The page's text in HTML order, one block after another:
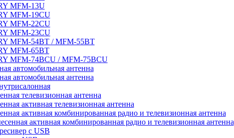
MFM-13U
MFM-19CU
MFM-22CU
MFM-23CU
MFM-54BT / MFM-55BT
MFM-65BT
MFM-74BCU / MFM-75BCU
автомобильная антенна
автомобильная антенна
телевизионная антенна
активная телевизионная антенна
активная комбинированная радио и телевизионная антенна
активная комбинированная радио и телевизионная антенна
с USB